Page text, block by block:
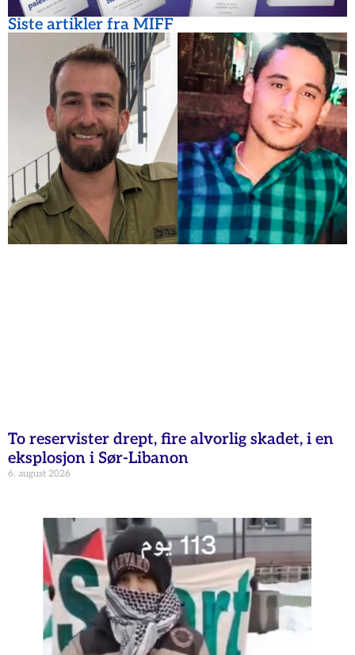
Siste artikler fra MIFF
To reservister drept, fire alvorlig skadet, i en
eksplosjon i Sør-Libanon
6. august 2026